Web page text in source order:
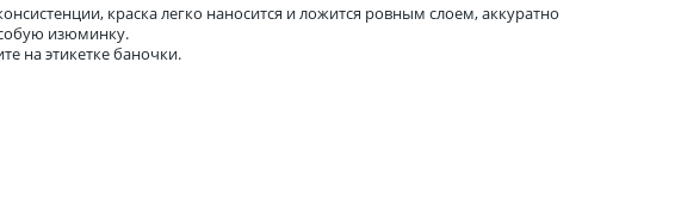
краска легко наносится и ложится ровным слоем, аккуратно
изюминку.
на этикетке баночки.